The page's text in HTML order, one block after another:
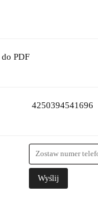
PDF
4250394541696
Wyślij